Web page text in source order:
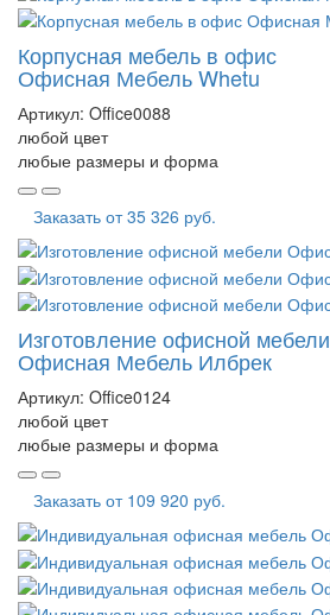
Корпусная мебель в офис
Офисная Мебель Whetu
Артикул: Office0088
любой цвет
любые размеры и форма
Заказать от35 326 руб.
Изготовление офисной мебели
Офисная Мебель Илбрек
Артикул: Office0124
любой цвет
любые размеры и форма
Заказать от 109 920 руб.